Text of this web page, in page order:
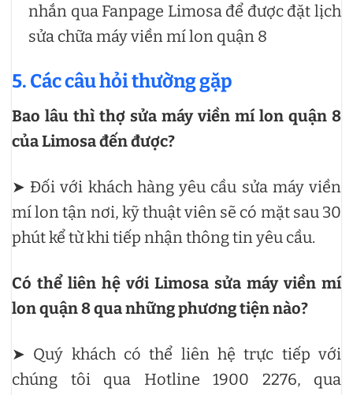
nhắn qua Fanpage Limosa để được đặt lịch
sửa chữa máy viền mí lon quận 8
5. Các câu hỏi thường gặp
Bao lâu thì thợ sửa máy viền mí lon quận 8
của Limosa đến được?
➤ Đối với khách hàng yêu cầu sửa máy viền
mí lon tận nơi, kỹ thuật viên sẽ có mặt sau 30
phút kể từ khi tiếp nhận thông tin yêu cầu.
Có thể liên hệ với Limosa sửa máy viền mí
lon quận 8 qua những phương tiện nào?
➤ Quý khách có thể liên hệ trực tiếp với
chúng tôi qua Hotline 1900 2276, qua